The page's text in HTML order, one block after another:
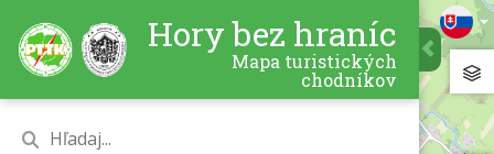
Hory bez hraníc
Mapa turistických
chodníkov